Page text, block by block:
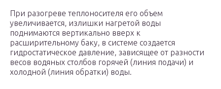
При разогреве теплоносителя его объем
увеличивается, излишки нагретой воды
поднимаются вертикально вверх к
расширительному баку, в системе создается
гидростатическое давление, зависящее от разности
весов водяных столбов горячей (линия подачи) и
холодной (линия обратки) воды.